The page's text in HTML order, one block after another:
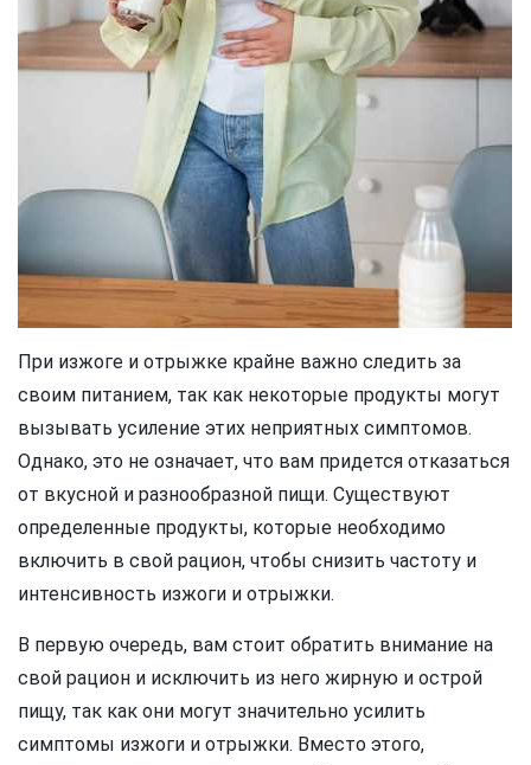
При изжоге и отрыжке крайне важно следить за
своим питанием, так как некоторые продукты могут
вызывать усиление этих неприятных симптомов.
Однако, это не означает, что вам придется отказаться
от вкусной и разнообразной пищи. Существуют
определенные продукты, которые необходимо
включить в свой рацион, чтобы снизить частоту и
интенсивность изжоги и отрыжки.
В первую очередь, вам стоит обратить внимание на
свой рацион и исключить из него жирную и острой
пищу, так как они могут значительно усилить
симптомы изжоги и отрыжки. Вместо этого,